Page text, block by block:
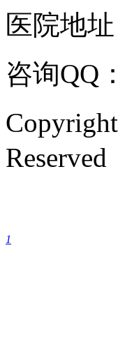
医院地
咨询QQ：
Reserved
1